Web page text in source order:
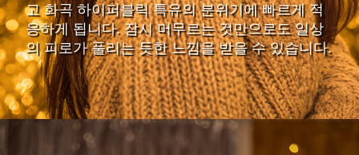
고 화곡 하이퍼블릭 특유의 분위기에 빠르게 적
응하게 됩니다. 잠시 머무르는 것만으로도 일상
의 피로가 풀리는 듯한 느낌을 받을 수 있습니다.